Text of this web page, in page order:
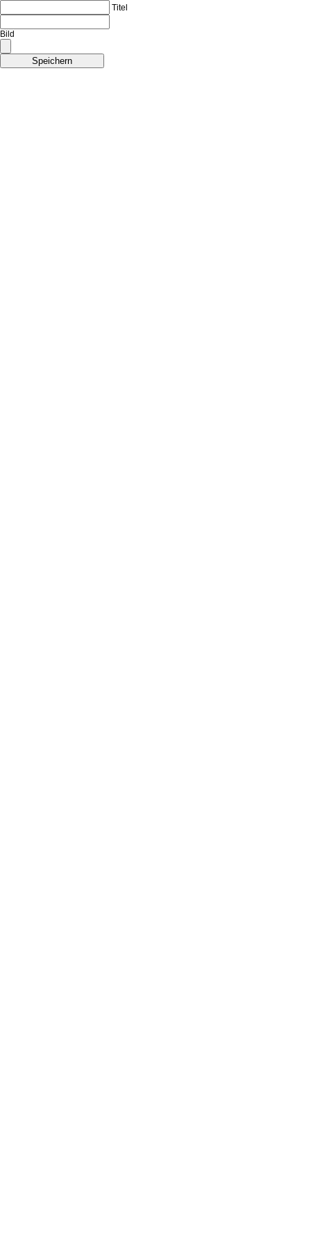
Titel
Bild